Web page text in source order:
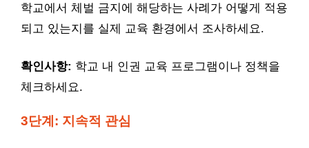
학교에서 체벌 금지에 해당하는 사례가 어떻게 적용
되고 있는지를 실제 교육 환경에서 조사하세요.
확인사항: 학교 내 인권 교육 프로그램이나 정책을
체크하세요.
3단계: 지속적 관심